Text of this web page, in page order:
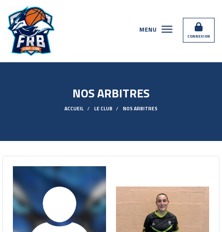
CONNEXION
MENU
NOS ARBITRES
ACCUEIL LE CLUB NOS ARBITRES
Panneau de gestion des cookies